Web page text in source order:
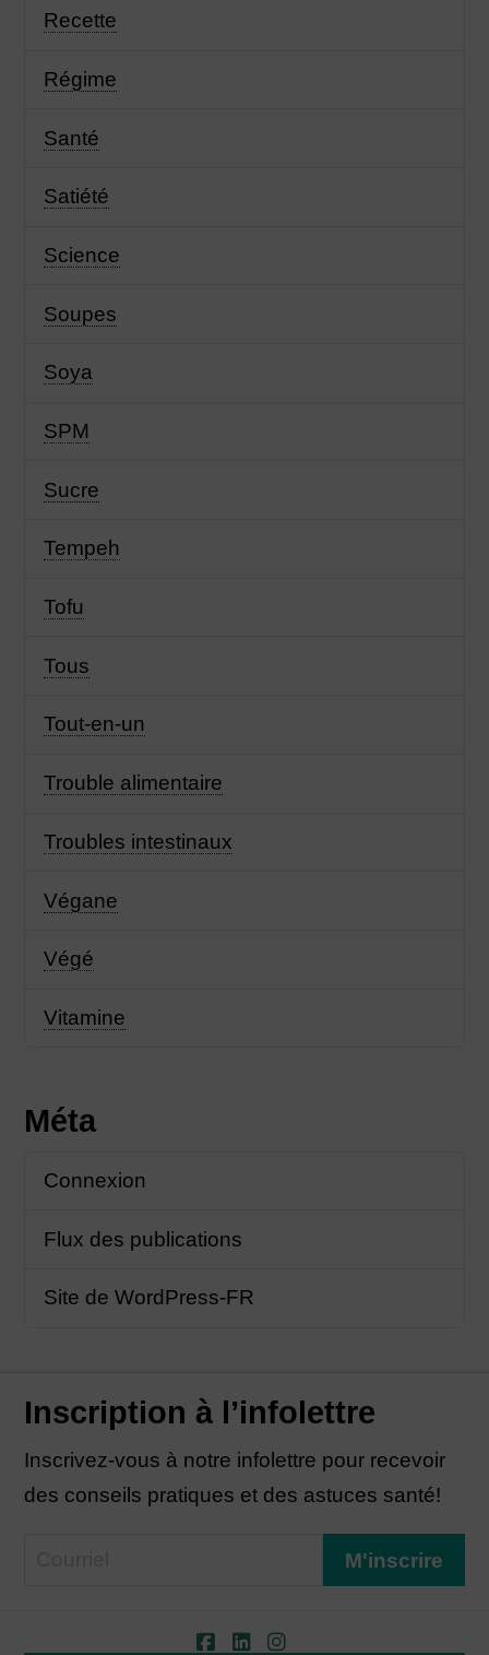
Recette
Régime
Santé
Satiété
Science
Soupes
Soya
SPM
Sucre
Tempeh
Tofu
Tous
Tout-en-un
Trouble alimentaire
Troubles intestinaux
Végane
Végé
Vitamine
Méta
Connexion
Flux des publications
Site de WordPress-FR
Inscription à l’infolettre
Inscrivez-vous à notre infolettre pour recevoir
des conseils pratiques et des astuces santé!